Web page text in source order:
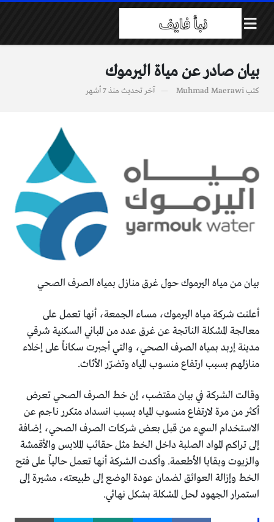
بيان صادر عن مياة اليرموك
كتبMuhmad Maerawi آخر تحديث منذ 7 أشهر
بيان من مياه اليرموك حول غرق منازل بمياه الصرف الصحي
أعلنت شركة مياه اليرموك، مساء الجمعة، أنها تعمل على
معالجة المشكلة الناتجة عن غرق عدد من المباني السكنية شرقي
مدينة إربد بمياه الصرف الصحي، والتي أجبرت سكاناً على إخلاء
منازلهم بسبب ارتفاع منسوب المياه وتضرّر الأثاث.
وقالت الشركة في بيان مقتضب، إن خط الصرف الصحي تعرض
أكثر من مرة لارتفاع منسوب المياه بسبب انسداد متكرر ناجم عن
الاستخدام السيء من قبل بعض شركات الصرف الصحي، إضافة
إلى تراكم المواد الصلبة داخل الخط مثل حقائب الملابس والأقمشة
والزيوت وبقايا الأطعمة. وأكدت الشركة أنها تعمل حالياً على فتح
الخط وإزالة العوائق لضمان عودة الوضع إلى طبيعته، مشيرة إلى
استمرار الجهود لحل المشكلة بشكل نهائي.